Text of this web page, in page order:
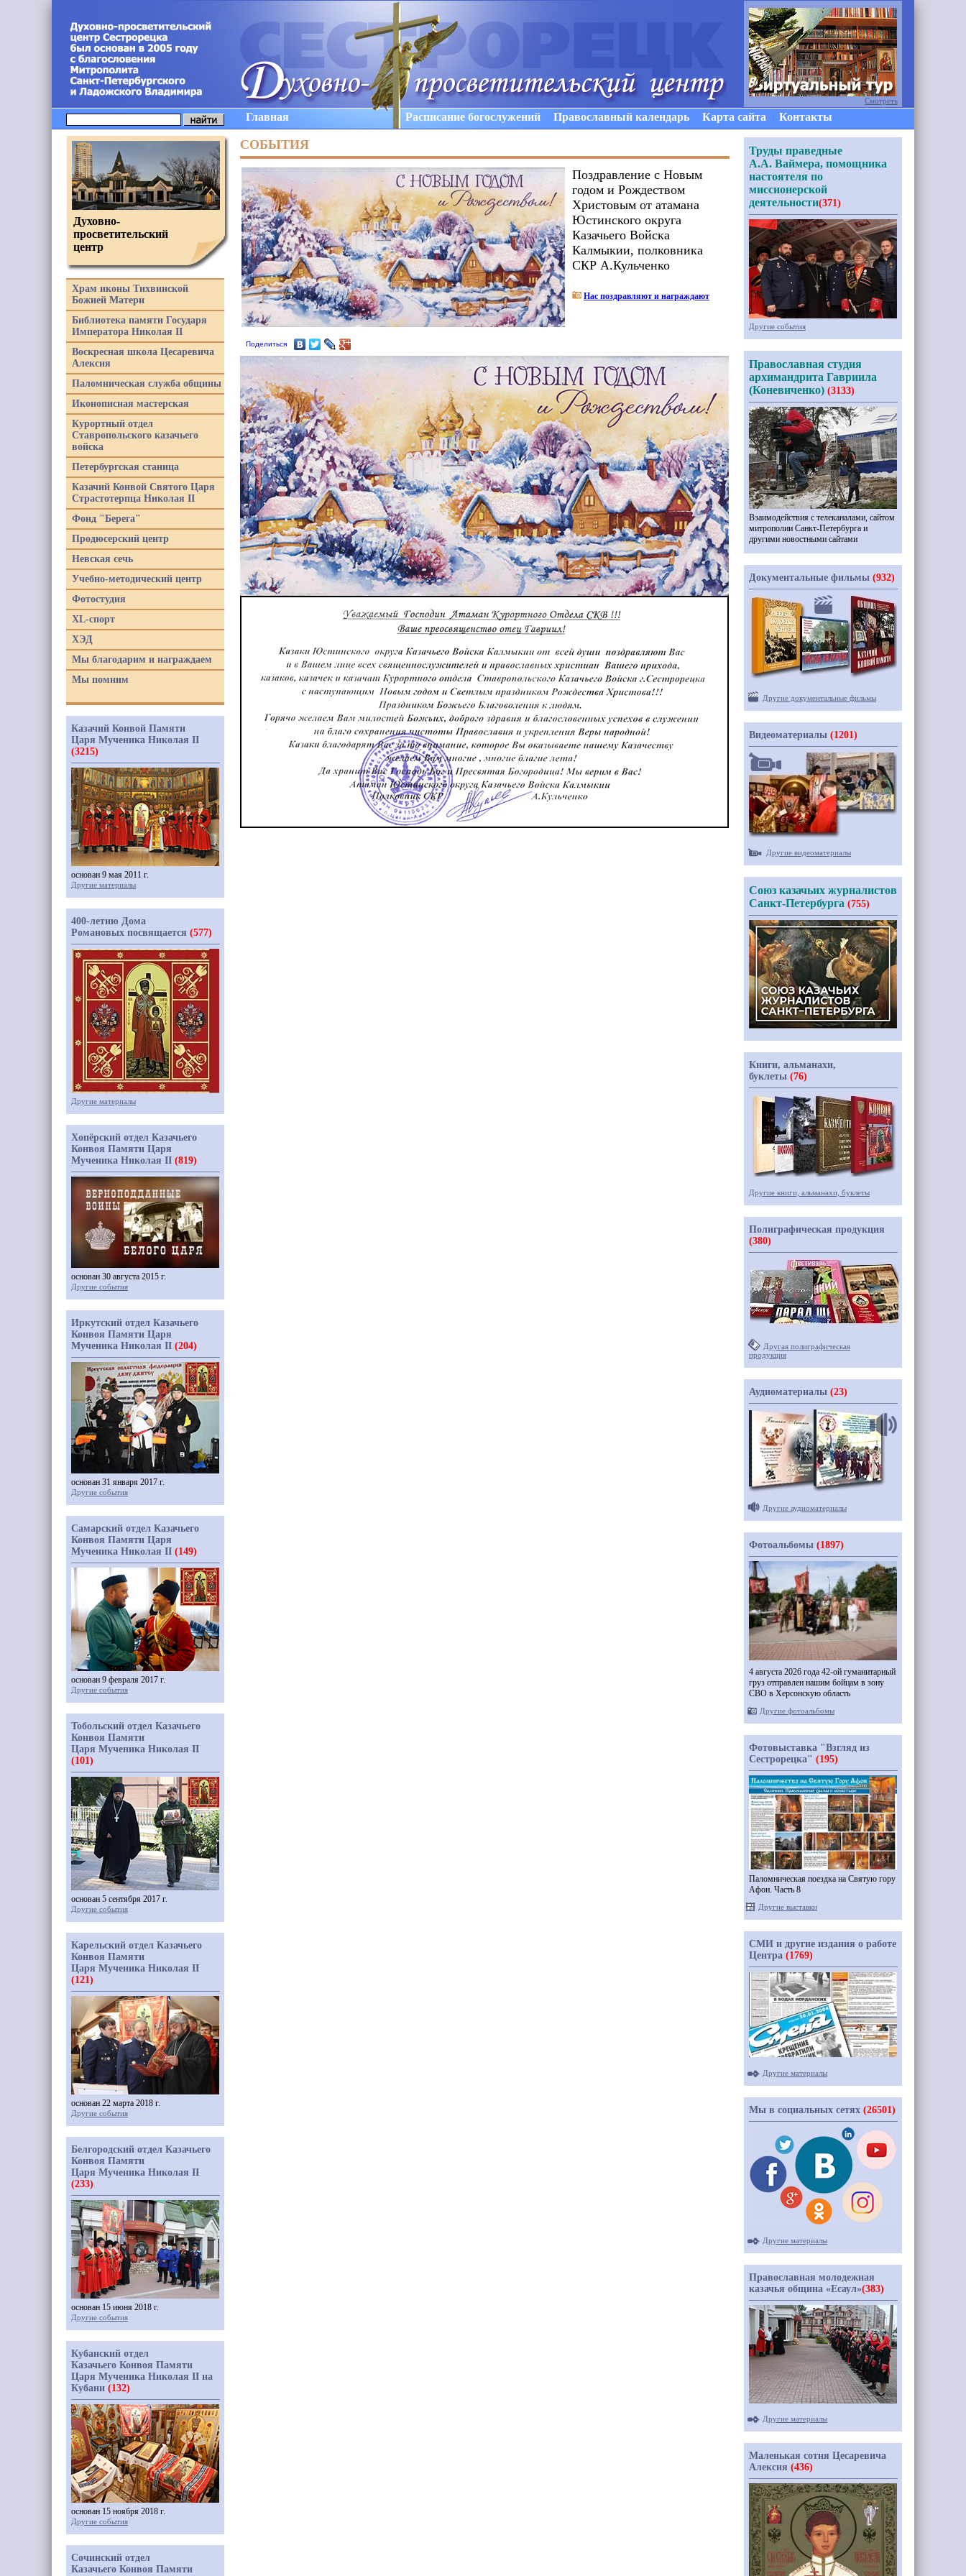
Главная Расписание богослужений Православный календарь Карта сайта Контакты
СОБЫТИЯ
Поделиться
Поздравление с Новым
годом и Рождеством
Христовым от атамана
Юстинского округа
Казачьего Войска
Калмыкии, полковника
СКР А.Кульченко
Нас поздравляют и награждают
Духовно-
просветительский
центр
Храм иконы Тихвинской
Божией Матери
Библиотека памяти Государя
Императора Николая II
Воскресная школа Цесаревича
Алексия
Паломническая служба общины
Иконописная мастерская
Курортный отдел
Ставропольского казачьего
войска
Петербургская станица
Казачий Конвой Святого Царя
Страстотерпца Николая II
Фонд "Берега"
Продюсерский центр
Невская сечь
Учебно-методический центр
Фотостудия
XL-спорт
ХЭД
Мы благодарим и награждаем
Мы помним
Казачий Конвой Памяти
Царя Мученика Николая II
(3215)
основан 9 мая 2011 г.
Другие материалы
400-летию Дома
Романовых посвящается (577)
Другие материалы
Хопёрский отдел Казачьего
Конвоя Памяти Царя
Мученика Николая II (819)
основан 30 августа 2015 г.
Другие события
Иркутский отдел Казачьего
Конвоя Памяти Царя
Мученика Николая II (204)
основан 31 января 2017 г.
Другие события
Самарский отдел Казачьего
Конвоя Памяти Царя
Мученика Николая II (149)
основан 9 февраля 2017 г.
Другие события
Тобольский отдел Казачьего
Конвоя Памяти
Царя Мученика Николая II
(101)
основан 5 сентября 2017 г.
Другие события
Карельский отдел Казачьего
Конвоя Памяти
Царя Мученика Николая II
(121)
основан 22 марта 2018 г.
Другие события
Белгородский отдел Казачьего
Конвоя Памяти
Царя Мученика Николая II
(233)
основан 15 июня 2018 г.
Другие события
Кубанский отдел
Казачьего Конвоя Памяти
Царя Мученика Николая II на
Кубани (132)
основан 15 ноября 2018 г.
Другие события
Сочинский отдел
Казачьего Конвоя Памяти
Смотреть
Труды праведные
А.А. Ваймера, помощника
настоятеля по
миссионерской
деятельности(371)
Другие события
Православная студия
архимандрита Гавриила
(Коневиченко) (3133)
Взаимодействия с телеканалами, сайтом
митрополии Санкт-Петербурга и
другими новостными сайтами
Документальные фильмы (932)
Другие документальные фильмы
Видеоматериалы (1201)
Другие видеоматериалы
Союз казачьих журналистов
Санкт-Петербурга (755)
Книги, альманахи,
буклеты (76)
Другие книги, альманахи, буклеты
Полиграфическая продукция
(380)
Другая полиграфическая
продукция
Аудиоматериалы (23)
Другие аудиоматериалы
Фотоальбомы (1897)
4 августа 2026 года 42-ой гуманитарный
груз отправлен нашим бойцам в зону
СВО в Херсонскую область
Другие фотоальбомы
Фотовыставка "Взгляд из
Сестрорецка" (195)
Паломническая поездка на Святую гору
Афон. Часть 8
Другие выставки
СМИ и другие издания о работе
Центра (1769)
Другие материалы
Мы в социальных сетях (26501)
Другие материалы
Православная молодежная
казачья община «Есаул»(383)
Другие материалы
Маленькая сотня Цесаревича
Алексия (436)